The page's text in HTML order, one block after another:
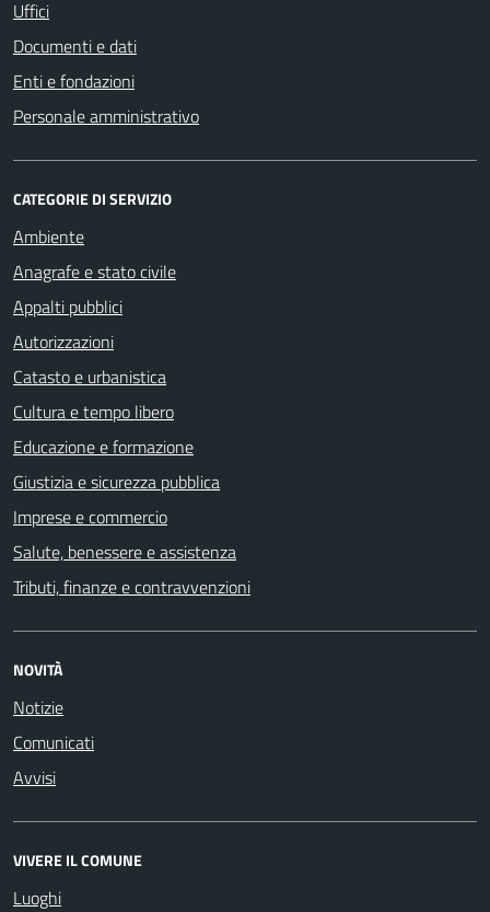
Uffici
Documenti e dati
Enti e fondazioni
Personale amministrativo
CATEGORIE DI SERVIZIO
Ambiente
Anagrafe e stato civile
Appalti pubblici
Autorizzazioni
Catasto e urbanistica
Cultura e tempo libero
Educazione e formazione
Giustizia e sicurezza pubblica
Imprese e commercio
Salute, benessere e assistenza
Tributi, finanze e contravvenzioni
NOVITÀ
Notizie
Comunicati
Avvisi
VIVERE IL COMUNE
Luoghi